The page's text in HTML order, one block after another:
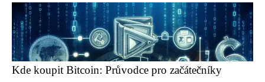
Kde koupit Bitcoin: Průvodce pro začátečníky